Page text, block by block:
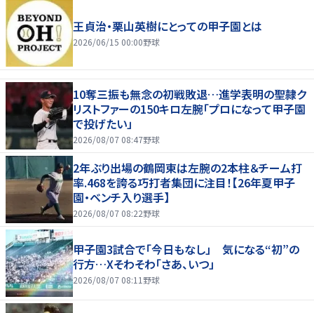
王貞治・栗山英樹にとっての甲子園とは
2026/06/15 00:00野球
10奪三振も無念の初戦敗退…進学表明の聖隷ク
リストファーの150キロ左腕「プロになって甲子園
で投げたい」
2026/08/07 08:47野球
2年ぶり出場の鶴岡東は左腕の2本柱＆チーム打
率.468を誇る巧打者集団に注目！【26年夏甲子
園・ベンチ入り選手】
2026/08/07 08:22野球
甲子園3試合で「今日もなし」 気になる“初”の
行方…Xそわそわ「さあ、いつ」
2026/08/07 08:11 野球